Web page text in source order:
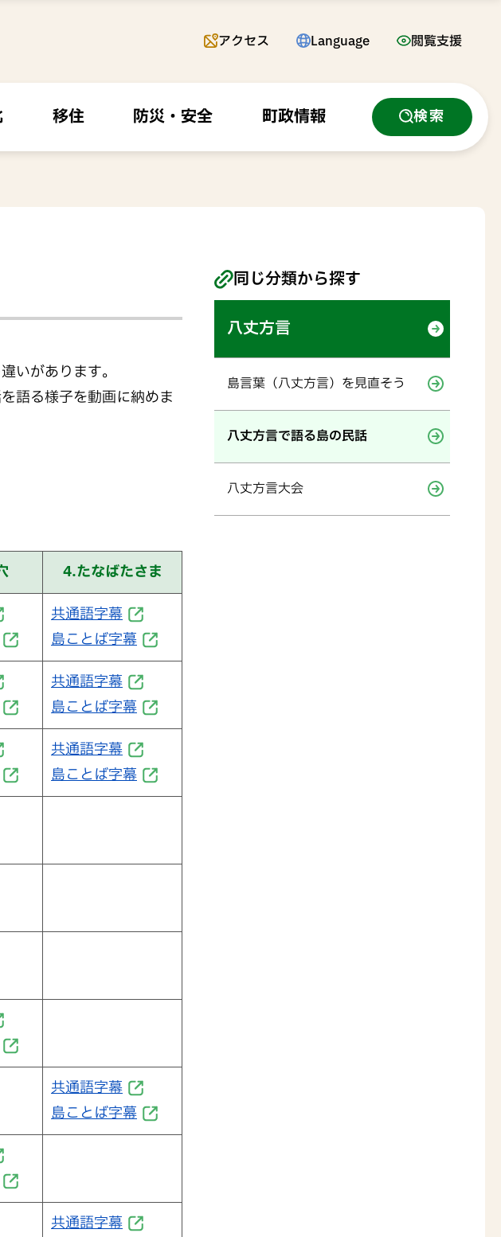
アクセス Language 閲覧支援
移住 防災・安全 町政情報 検索
いがあります。
語る様子を動画に納めま
4.たなばたさま
共通語字幕
島ことば字幕
共通語字幕
島ことば字幕
共通語字幕
島ことば字幕
共通語字幕
島ことば字幕
共通語字幕
同じ分類から探す
八丈方言
島言葉（八丈方言）を見直そう
八丈方言で語る島の民話
八丈方言大会